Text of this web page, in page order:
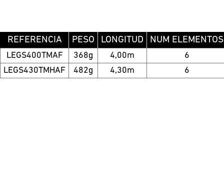
REFERENCIA PESO LONGITUD NUM ELEMENTOS
LEGS400TMAF 368g 4,00m
6
LEGS430TMHAF
482g 4,30m 6